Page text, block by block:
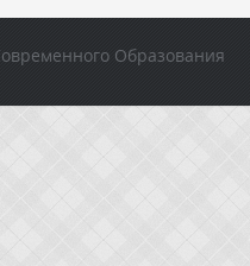
Образования